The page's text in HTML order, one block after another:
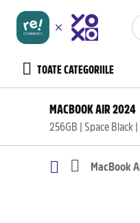
TOATE CATEGORIILE
MACBOOK AIR 2024
256GB | Space Black
MacBook